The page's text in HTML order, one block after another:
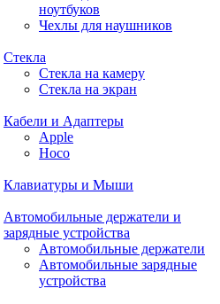
ноутбуков
Чехлы для наушников
Стекла
Стекла на камеру
Стекла на экран
Кабели и Адаптеры
Apple
Hoco
Клавиатуры и Мыши
Автомобильные держатели и
зарядные устройства
Автомобильные держатели
Автомобильные зарядные
устройства